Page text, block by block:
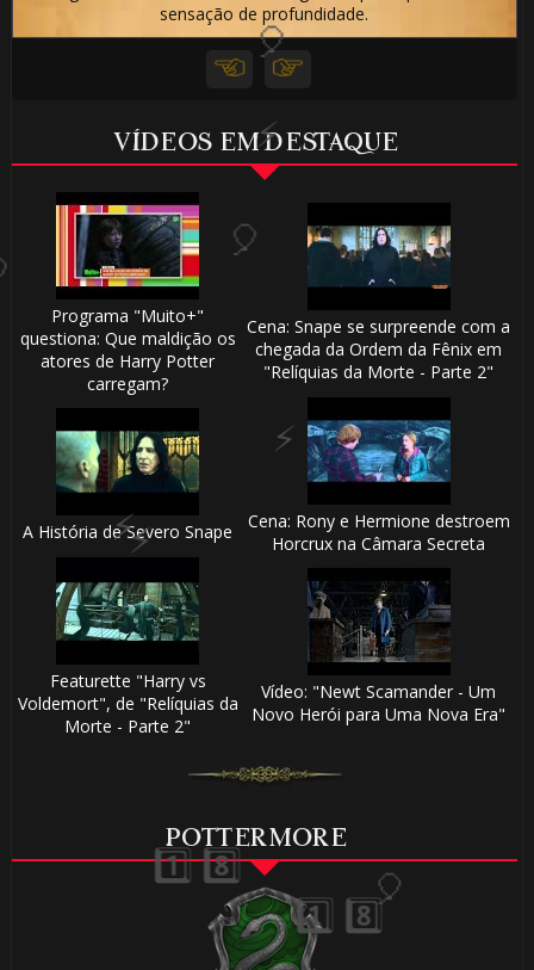
sensação de profundidade.
VÍDEOS EM DESTAQUE
Programa "Muito+"
questiona: Que maldição os
atores de Harry Potter
carregam?
Cena: Snape se surpreende com a
chegada da Ordem da Fênix em
"Relíquias da Morte - Parte 2"
A História de Severo Snape
Cena: Rony e Hermione destroem
Horcrux na Câmara Secreta
Featurette "Harry vs
Voldemort", de "Relíquias da
Morte - Parte 2"
Vídeo: "Newt Scamander - Um
Novo Herói para Uma Nova Era"
POTTERMORE
1️⃣ 8️⃣
1️⃣ 8️⃣
8️⃣